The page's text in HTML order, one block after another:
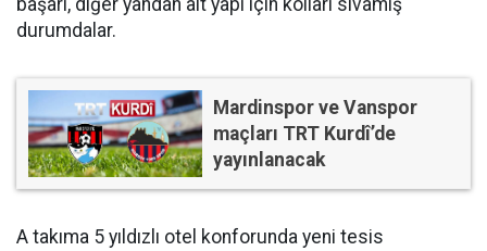
başarı, diğer yandan alt yapı için kolları sıvamış
durumdalar.
Mardinspor ve Vanspor
maçları TRT Kurdî’de
yayınlanacak
A takıma 5 yıldızlı otel konforunda yeni tesis